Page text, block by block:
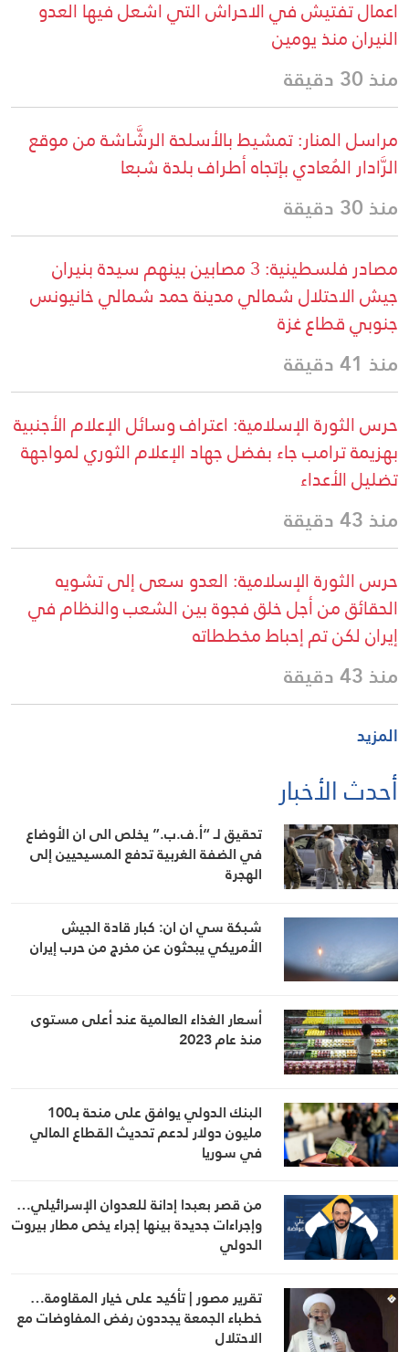
اعمال تفتيش في الاحراش التي اشعل فيها العدو
النيران منذ يومين
منذ 30 دقيقة
مراسل المنار: تمشيط بالأسلحة الرشَّاشة من موقع
الرَّادار المُعادي بإتجاه أطراف بلدة شبعا
منذ 30 دقيقة
مصادر فلسطينية: 3 مصابين بينهم سيدة بنيران
جيش الاحتلال شمالي مدينة حمد شمالي خانيونس
جنوبي قطاع غزة
منذ 41 دقيقة
حرس الثورة الإسلامية: اعتراف وسائل الإعلام الأجنبية
بهزيمة ترامب جاء بفضل جهاد الإعلام الثوري لمواجهة
تضليل الأعداء
منذ 43 دقيقة
حرس الثورة الإسلامية: العدو سعى إلى تشويه
الحقائق من أجل خلق فجوة بين الشعب والنظام في
إيران لكن تم إحباط مخططاته
منذ 43 دقيقة
المزيد
أحدث الأخبار
تحقيق لـ “أ.ف.ب.” يخلص الى ان الأوضاع
في الضفة الغربية تدفع المسيحيين إلى
الهجرة
شبكة سي ان ان: كبار قادة الجيش
الأمريكي يبحثون عن مخرج من حرب إيران
أسعار الغذاء العالمية عند أعلى مستوى
منذ عام 2023
البنك الدولي يوافق على منحة بـ100
مليون دولار لدعم تحديث القطاع المالي
في سوريا
من قصر بعبدا إدانة للعدوان الإسرائيلي…
وإجراءات جديدة بينها إجراء يخص مطار بيروت
الدولي
تقرير مصور | تأكيد على خيار المقاومة…
خطباء الجمعة يجددون رفض المفاوضات مع
الاحتلال